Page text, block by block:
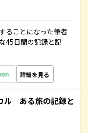
ることになった筆者
45日間の記録と記
詳細を見る
ル ある旅の記録と